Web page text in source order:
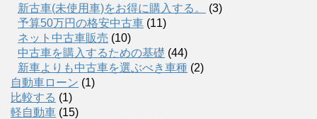
新古車(未使用車)をお得に購入する。
(3)
予算50万円の格安中古車 (11)
ネット中古車販売 (10)
中古車を購入するための基礎 (44)
新車よりも中古車を選ぶべき車種 (2)
自動車ローン (1)
比較する (1)
軽自動車 (15)